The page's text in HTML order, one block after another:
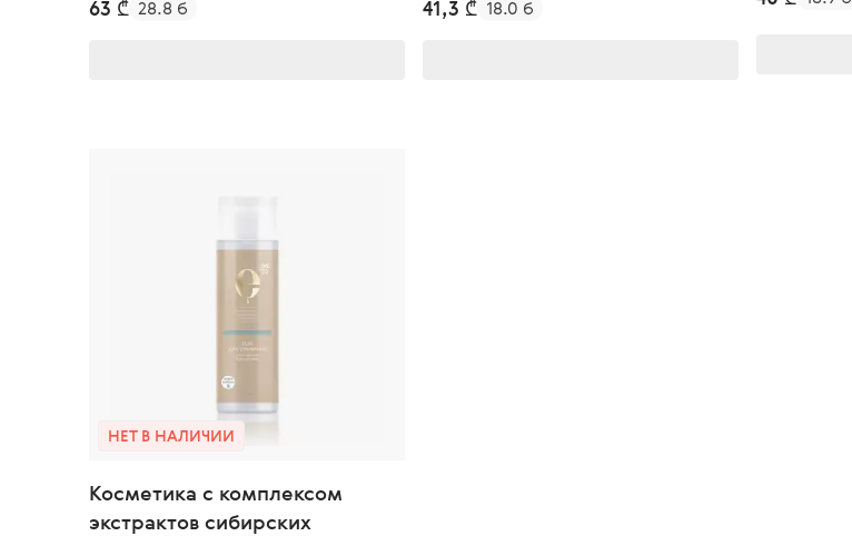
63 ₾ 28.8 б 41,3 ₾ 18.0 б
НЕТ В НАЛИЧИИ
Косметика с комплексом
экстрактов сибирских